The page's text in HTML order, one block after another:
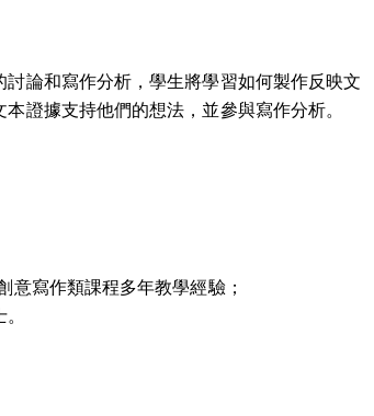
論和寫作分析，學生將學習如何製作反映文
證據支持他們的想法，並參與寫作分析。
寫作類課程多年教學經驗；